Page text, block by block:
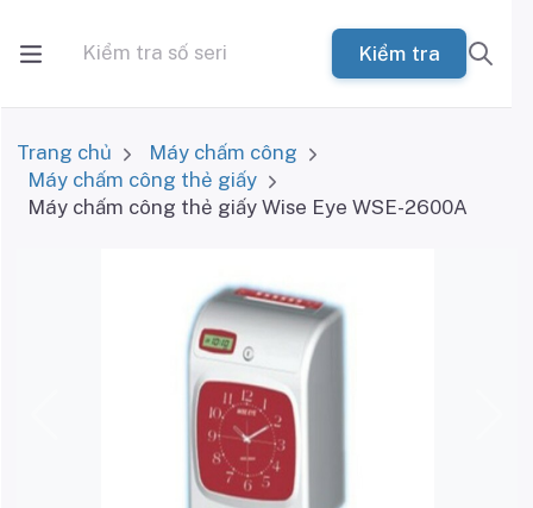
Kiểm tra
Trang chủ
Máy chấm công
Máy chấm công thẻ giấy
Máy chấm công thẻ giấy Wise Eye WSE-2600A